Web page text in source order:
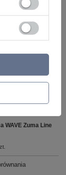
WAVE Zuma Line